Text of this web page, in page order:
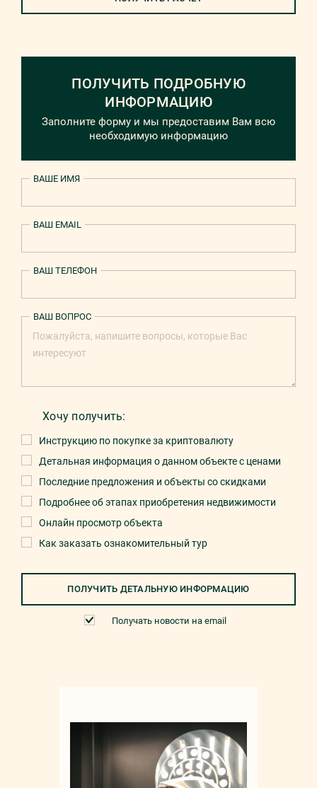
ПОЛУЧИТЬ ПОДРОБНУЮ
ИНФОРМАЦИЮ
Заполните форму и мы предоставим Вам всю
необходимую информацию
ВАШЕ ИМЯ
ВАШ EMAIL
ВАШ ТЕЛЕФОН
Хочу получить:
Инструкцию по покупке за криптовалюту
Детальная информация о данном объекте с ценами
Последние предложения и объекты со скидками
Подробнее об этапах приобретения недвижимости
Онлайн просмотр объекта
Как заказать ознакомительный тур
ВАШ ВОПРОС
ПОЛУЧИТЬ ДЕТАЛЬНУЮ ИНФОРМАЦИЮ
Получать новости на email